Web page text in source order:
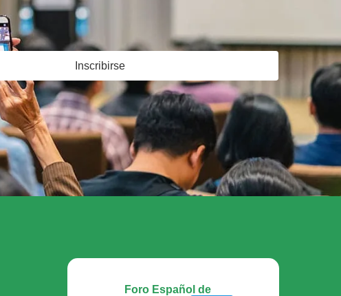
Inscribirse
Foro Español de